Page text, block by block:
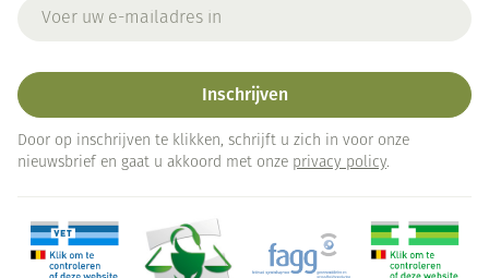
Inschrijven
Door op inschrijven te klikken, schrijft u zich in voor onze
nieuwsbrief en gaat u akkoord met onze privacy policy.